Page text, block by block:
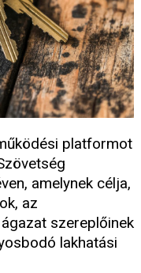
platformot
amelynek célja,
az
szereplőinek
lakhatási